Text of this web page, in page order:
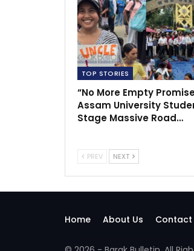
TOP STORIES
“No More Empty
Assam University
Stage Massive Road…
PREV NEXT
Home About Us Contact